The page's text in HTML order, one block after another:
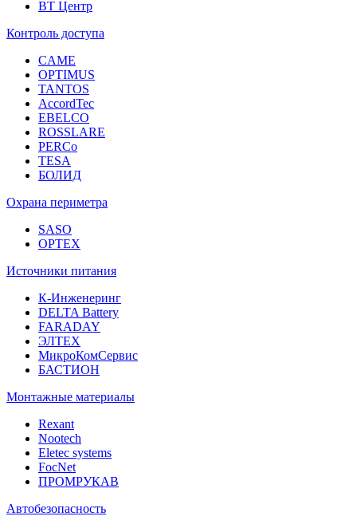
ВТ Центр
Контроль доступа
CAME
OPTIMUS
TANTOS
AccordTec
EBELCO
ROSSLARE
PERCo
TESA
БОЛИД
Охрана периметра
SASO
OPTEX
Источники питания
К-Инженеринг
DELTA Battery
FARADAY
ЭЛТЕХ
МикроКомСервис
БАСТИОН
Монтажные материалы
Rexant
Nootech
Eletec systems
FocNet
ПРОМРУКАВ
Автобезопасность